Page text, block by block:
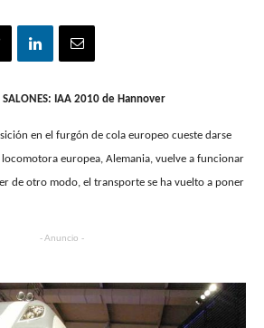
SALONES: IAA 2010 de Hannover
en el furgón de cola europeo cueste darse
europea, Alemania, vuelve a funcionar
de otro modo, el transporte se ha vuelto a poner
- Anuncio -